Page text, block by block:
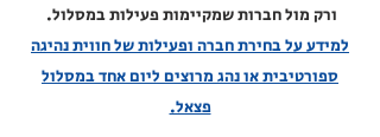
ורק מול חברות שמקיימות פעילות במסלול.
למידע על בחירת חברה ופעילות של חווית נהיגה
ספורטיבית או נהג מרוצים ליום אחד במסלול
פצאל.